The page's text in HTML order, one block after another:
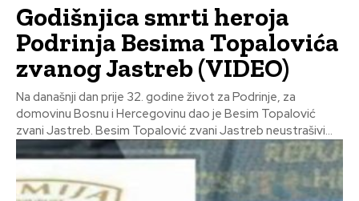
Godišnjica smrti heroja
Podrinja Besima Topalovića
zvanog Jastreb (VIDEO)
Na današnji dan prije 32. godine život za Podrinje, za
domovinu Bosnu i Hercegovinu dao je Besim Topalović
zvani Jastreb. Besim Topalović zvani Jastreb neustrašivi...